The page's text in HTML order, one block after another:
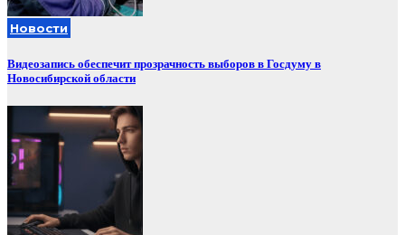
Новости
Видеозапись обеспечит прозрачность выборов в Госдуму в
Новосибирской области